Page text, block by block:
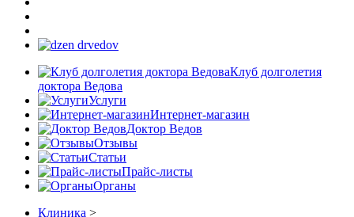
Клуб долголетия
доктора Ведова
Услуги
Интернет-магазин
Доктор Ведов
Отзывы
Статьи
Прайс-листы
Органы
Клиника >